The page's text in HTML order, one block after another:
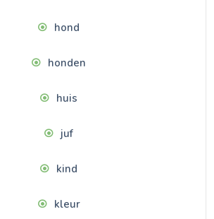
hond
honden
huis
juf
kind
kleur